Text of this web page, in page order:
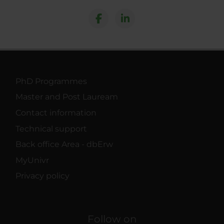
PhD Programmes
Master and Post Lauream
Contact information
Technical support
Back office Area - dbErw
MyUnivr
Privacy policy
Follow on